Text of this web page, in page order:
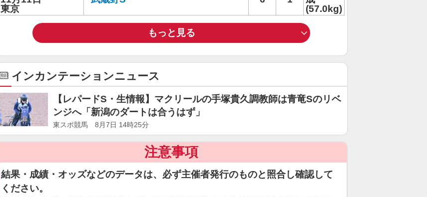
東京
(57.0kg)
もっと見る
インカンテーションニュース
【レパードS・生情報】マクリールの手塚貴久調教師は青竜Sのリベ
ンジへ「新潟のダートは合うはず」
東スポ競馬 8月7日 14時25分
注意事項
結果・成績・オッズなどのデータは、必ず主催者発行のものと照合し確認して
ください。